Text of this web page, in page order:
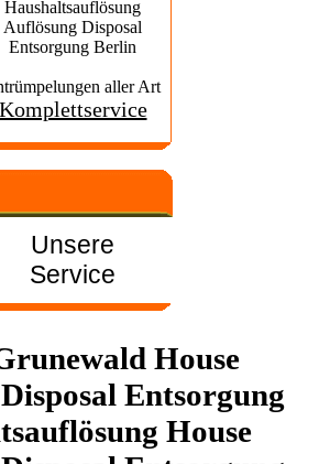
Haushaltsauflösung
Auflösung Disposal
Entsorgung Berlin
aller Art
Komplettservice
Unsere
Service
House
Entsorgung
House